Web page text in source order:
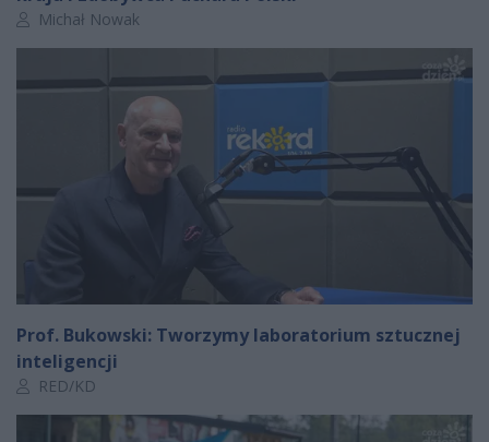
Autor artykułu:
Michał Nowak
Prof. Bukowski: Tworzymy laboratorium sztucznej
inteligencji
Autor artykułu:
RED/KD